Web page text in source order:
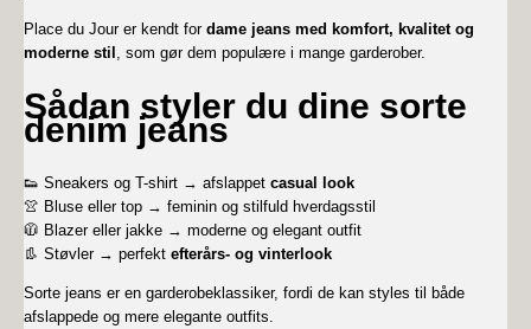
Place du Jour er kendt for dame jeans med komfort, kvalitet og
moderne stil
, som gør dem populære i mange garderober.
Sådan styler du dine sorte
denim jeans
👟 Sneakers og T-shirt → afslappet casual look
👚 Bluse eller top → feminin og stilfuld hverdagsstil
🧥 Blazer eller jakke → moderne og elegant outfit
👢 Støvler → perfekt efterårs- og vinterlook
Sorte jeans er en garderobeklassiker, fordi de kan styles til både
afslappede og mere elegante outfits.